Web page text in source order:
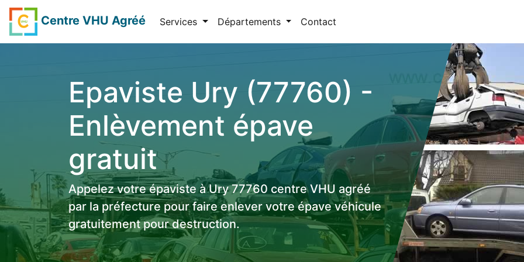
Centre VHU Agréé Services Départements Contact
Epaviste Ury (77760) -
Enlèvement épave
gratuit
Appelez votre épaviste à Ury 77760 centre VHU agréé
par la préfecture pour faire enlever votre épave véhicule
gratuitement pour destruction.